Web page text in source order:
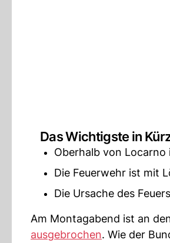
Das Wichtigste in
Oberhalb von
Die Feuerwehr ist mit
Die Ursache des
Am Montagabend ist an
ausgebrochen. Wie der